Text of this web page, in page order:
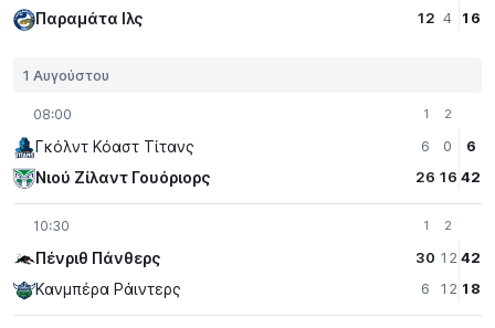
Παραμάτα Iλς
12 4
16
1 Αυγούστου
08:00
Γκόλντ Κόαστ Τίτανς
Νιού Ζίλαντ Γουόριορς
1
6
26
2
0
16
6
42
10:30
Πένριθ Πάνθερς
Κανμπέρα Ράιντερς
1
30
6
2
12
12
42
18